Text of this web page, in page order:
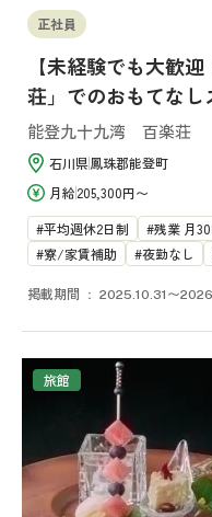
正社員
【未経験でも大歓
荘」でのおもてなし
能登九十九湾 百楽荘
石川県鳳珠郡能登町
月給205,300円〜
平均週休2日制
残業 月
寮/家賃補助
夜勤なし
掲載期間 2025.10.31〜
旅館